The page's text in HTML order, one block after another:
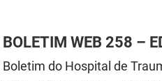
BOLETIM WEB 258 –
Boletim do Hospital de